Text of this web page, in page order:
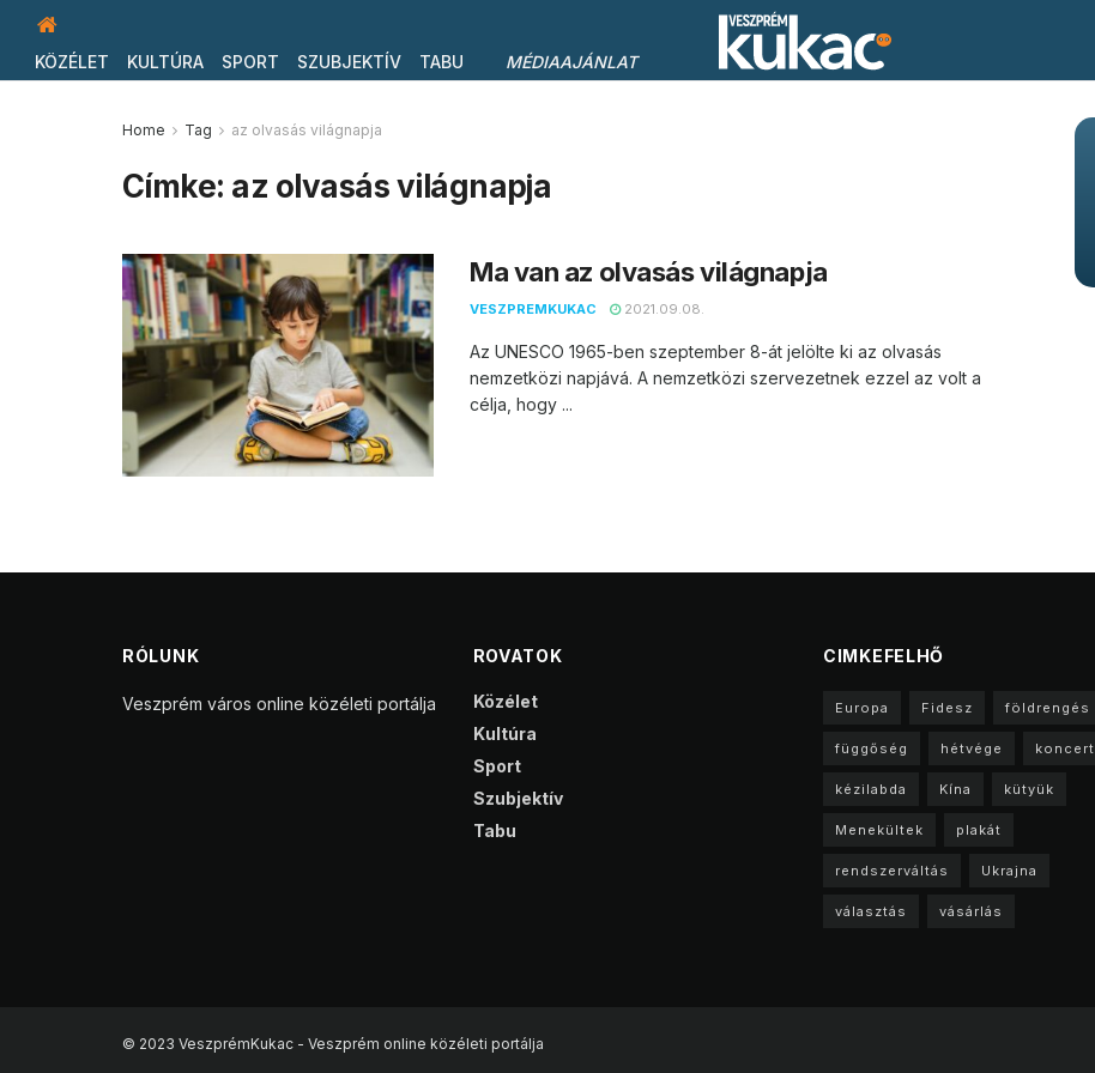
KÖZÉLET KULTÚRA SPORT SZUBJEKTÍV TABU MÉDIAAJÁNLAT
Home Tag az olvasás világnapja
Címke: az olvasás világnapja
Ma van az olvasás világnapja
VESZPREMKUKAC 2021.09.08.
Az UNESCO 1965-ben szeptember 8-át jelölte ki az olvasás
nemzetközi napjává. A nemzetközi szervezetnek ezzel az volt a
célja, hogy ...
RÓLUNK
Veszprém város online közéleti portálja
ROVATOK
Közélet
Kultúra
Sport
Szubjektív
Tabu
CIMKEFELHŐ
Europa Fidesz földrengés
függőség hétvége koncert
kézilabda Kína kütyük
Menekültek plakát
rendszerváltás Ukrajna
választás vásárlás
© 2023 VeszprémKukac - Veszprém online közéleti portálja